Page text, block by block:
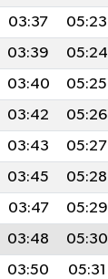
03:37 05:23
03:39 05:24
03:40 05:25
03:42 05:26
03:43 05:27
03:45 05:28
03:47 05:29
03:48 05:30
03:50 05:31